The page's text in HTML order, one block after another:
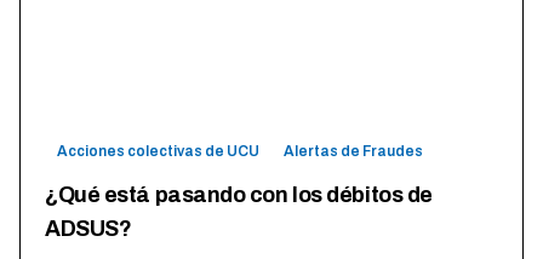
Acciones colectivas de UCU Alertas de Fraudes
¿Qué está pasando con los débitos de
ADSUS?